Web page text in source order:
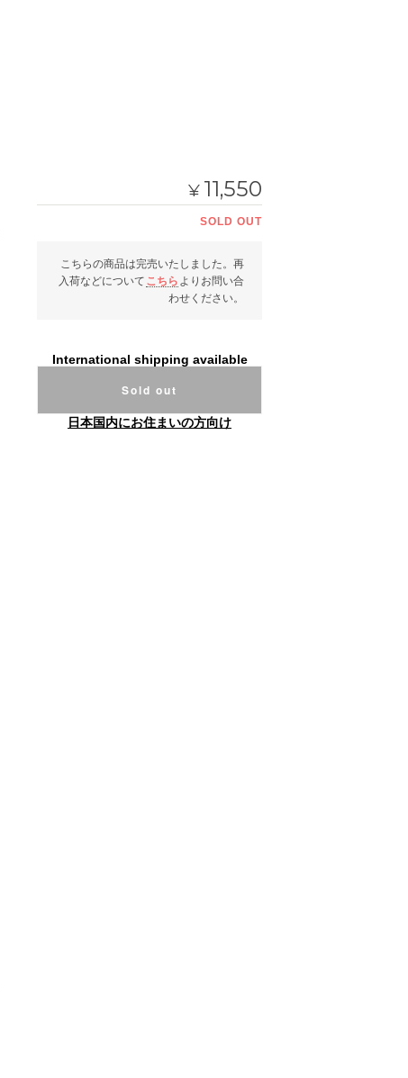
¥ 11,550
SOLD OUT
こちらの商品は完売いたしました。再
入荷などについて こちら よりお問い合
わせください。
International shipping available
Sold out
日本国内にお住まいの方向け